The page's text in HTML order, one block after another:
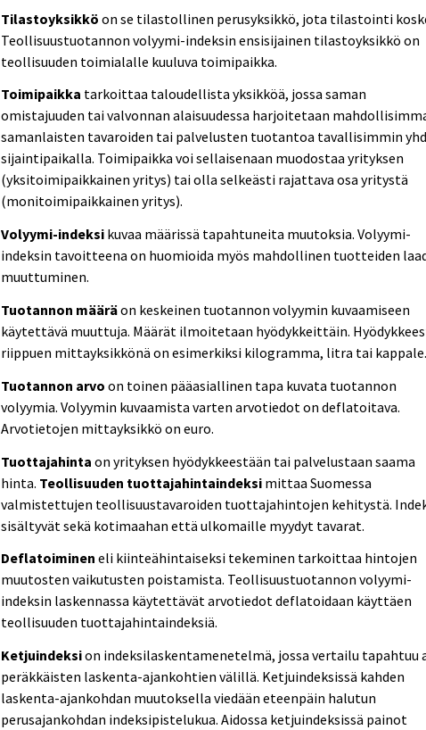
Tilastoyksikkö on se tilastollinen perusyksikkö, jota tilastointi
Teollisuustuotannon volyymi-indeksin ensisijainen tilastoyksikkö on
teollisuuden toimialalle kuuluva toimipaikka.
Toimipaikka tarkoittaa taloudellista yksikköä, jossa saman
omistajuuden tai valvonnan alaisuudessa harjoitetaan
samanlaisten tavaroiden tai palvelusten tuotantoa tavallisimmin
sijaintipaikalla. Toimipaikka voi sellaisenaan muodostaa yrityksen
(yksitoimipaikkainen yritys) tai olla selkeästi rajattava osa yritystä
(monitoimipaikkainen yritys).
Volyymi-indeksi kuvaa määrissä tapahtuneita muutoksia. Volyymi-
indeksin tavoitteena on huomioida myös mahdollinen tuotteiden
muuttuminen.
Tuotannon määräon keskeinen tuotannon volyymin kuvaamiseen
käytettävä muuttuja. Määrät ilmoitetaan hyödykkeittäin.
riippuen mittayksikkönä on esimerkiksi kilogramma, litra tai kappale.
Tuotannon arvo on toinen pääasiallinen tapa kuvata tuotannon
volyymia. Volyymin kuvaamista varten arvotiedot on deflatoitava.
Arvotietojen mittayksikkö on euro.
Tuottajahinta on yrityksen hyödykkeestään tai palvelustaan saama
hinta. Teollisuuden tuottajahintaindeksi mittaa Suomessa
valmistettujen teollisuustavaroiden tuottajahintojen kehitystä.
sisältyvät sekä kotimaahan että ulkomaille myydyt tavarat.
Deflatoiminen eli kiinteähintaiseksi tekeminen tarkoittaa hintojen
muutosten vaikutusten poistamista. Teollisuustuotannon volyymi-
indeksin laskennassa käytettävät arvotiedot deflatoidaan käyttäen
teollisuuden tuottajahintaindeksiä.
Ketjuindeksion indeksilaskentamenetelmä, jossa vertailu tapahtuu
peräkkäisten laskenta-ajankohtien välillä. Ketjuindeksissä kahden
laskenta-ajankohdan muutoksella viedään eteenpäin halutun
perusajankohdan indeksipistelukua. Aidossa ketjuindeksissä painot